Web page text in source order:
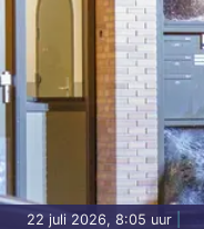
22 juli 2026, 8:05 uur